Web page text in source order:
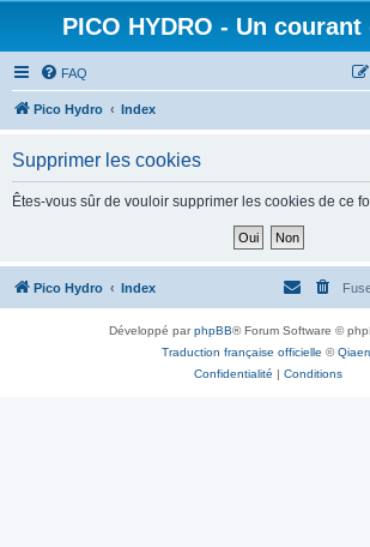
PICO HYDRO - Un
FAQ
Pico Hydro Index
Supprimer les cookies
Êtes-vous sûr de vouloir supprimer les cookies de ce
Pico Hydro Index
Développé parphpBB® Forum Software ©
Traduction française officielle ©
Confidentialité | Conditions